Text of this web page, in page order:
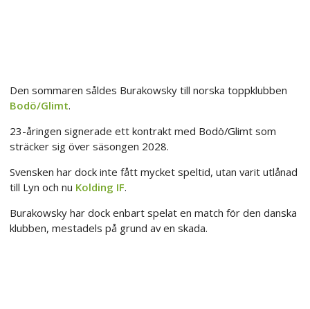
Den sommaren såldes Burakowsky till norska toppklubben
Bodö/Glimt.
23-åringen signerade ett kontrakt med Bodö/Glimt som
sträcker sig över säsongen 2028.
Svensken har dock inte fått mycket speltid, utan varit utlånad
till Lyn och nu Kolding IF.
Burakowsky har dock enbart spelat en match för den danska
klubben, mestadels på grund av en skada.